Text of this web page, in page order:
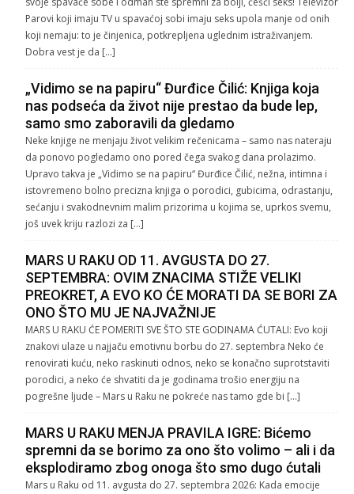
Parovi koji imaju TV u spavaćoj sobi imaju seks upola manje od onih
koji nemaju: to je činjenica, potkrepljena uglednim istraživanjem.
Dobra vest je da […]
„Vidimo se na papiru“ Đurđice Čilić: Knjiga koja
nas podseća da život nije prestao da bude lep,
samo smo zaboravili da gledamo
Neke knjige ne menjaju život velikim rečenicama – samo nas nateraju
da ponovo pogledamo ono pored čega svakog dana prolazimo.
Upravo takva je „Vidimo se na papiru“ Đurđice Čilić, nežna, intimna i
istovremeno bolno precizna knjiga o porodici, gubicima, odrastanju,
sećanju i svakodnevnim malim prizorima u kojima se, uprkos svemu,
još uvek kriju razlozi za […]
MARS U RAKU OD 11. AVGUSTA DO 27.
SEPTEMBRA: OVIM ZNACIMA STIŽE VELIKI
PREOKRET, A EVO KO ĆE MORATI DA SE BORI ZA
ONO ŠTO MU JE NAJVAŽNIJE
MARS U RAKU ĆE POMERITI SVE ŠTO STE GODINAMA ĆUTALI: Evo koji
znakovi ulaze u najjaču emotivnu borbu do 27. septembra Neko će
renovirati kuću, neko raskinuti odnos, neko se konačno suprotstaviti
porodici, a neko će shvatiti da je godinama trošio energiju na
pogrešne ljude – Mars u Raku ne pokreće nas tamo gde bi […]
MARS U RAKU MENJA PRAVILA IGRE: Bićemo
spremni da se borimo za ono što volimo – ali i da
eksplodiramo zbog onoga što smo dugo ćutali
Mars u Raku od 11. avgusta do 27. septembra 2026: Kada emocije